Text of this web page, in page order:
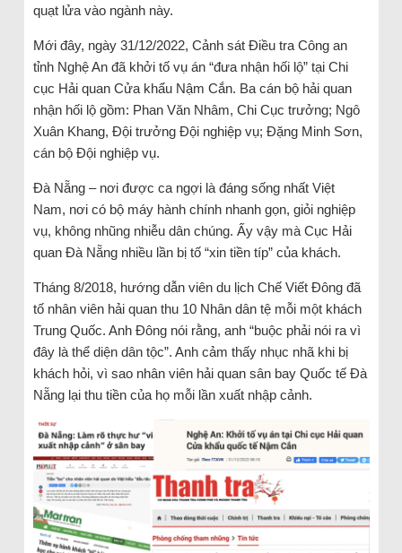
quạt lửa vào ngành này.
Mới đây, ngày 31/12/2022, Cảnh sát Điều tra Công an
tỉnh Nghệ An đã khởi tố vụ án “đưa nhận hối lộ” tại Chi
cục Hải quan Cửa khẩu Nậm Cắn. Ba cán bộ hải quan
nhận hối lộ gồm: Phan Văn Nhâm, Chi Cục trưởng; Ngô
Xuân Khang, Đội trưởng Đội nghiệp vụ; Đặng Minh Sơn,
cán bộ Đội nghiệp vụ.
Đà Nẵng – nơi được ca ngợi là đáng sống nhất Việt
Nam, nơi có bộ máy hành chính nhanh gọn, giỏi nghiệp
vụ, không nhũng nhiễu dân chúng. Ấy vậy mà Cục Hải
quan Đà Nẵng nhiều lần bị tố “xin tiền típ” của khách.
Tháng 8/2018, hướng dẫn viên du lịch Chế Viết Đông đã
tố nhân viên hải quan thu 10 Nhân dân tệ mỗi một khách
Trung Quốc. Anh Đông nói rằng, anh “buộc phải nói ra vì
đây là thể diện dân tộc”. Anh cảm thấy nhục nhã khi bị
khách hỏi, vì sao nhân viên hải quan sân bay Quốc tế Đà
Nẵng lại thu tiền của họ mỗi lần xuất nhập cảnh.